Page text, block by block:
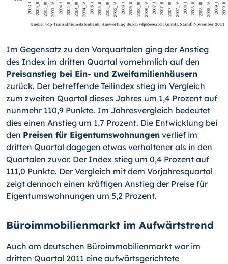
Im Gegensatz zu den Vorquartalen ging der Anstieg
des Index im dritten Quartal vornehmlich auf den
Preisanstieg bei Ein- und Zweifamilienhäusern
zurück. Der betreffende Teilindex stieg im Vergleich
zum zweiten Quartal dieses Jahres um 1,4 Prozent auf
nunmehr 110,9 Punkte. Im Jahresvergleich bedeutet
dies einen Anstieg um 1,7 Prozent. Die Entwicklung bei
den Preisen für Eigentumswohnungen verlief im
dritten Quartal dagegen etwas verhaltener als in den
Quartalen zuvor. Der Index stieg um 0,4 Prozent auf
111,0 Punkte. Der Vergleich mit dem Vorjahresquartal
zeigt dennoch einen kräftigen Anstieg der Preise für
Eigentumswohnungen um 5,2 Prozent.
Büroimmobilienmarkt im Aufwärtstrend
Auch am deutschen Büroimmobilienmarkt war im
dritten Quartal 2011 eine aufwärtsgerichtete